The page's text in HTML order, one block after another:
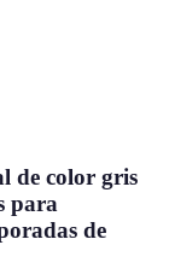
de color gris
para
de